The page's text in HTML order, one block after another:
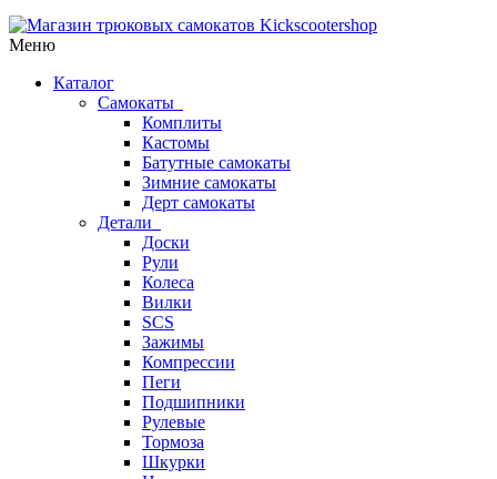
Меню
Каталог
Самокаты
Комплиты
Кастомы
Батутные самокаты
Зимние самокаты
Дерт самокаты
Детали
Доски
Рули
Колеса
Вилки
SCS
Зажимы
Компрессии
Пеги
Подшипники
Рулевые
Тормоза
Шкурки